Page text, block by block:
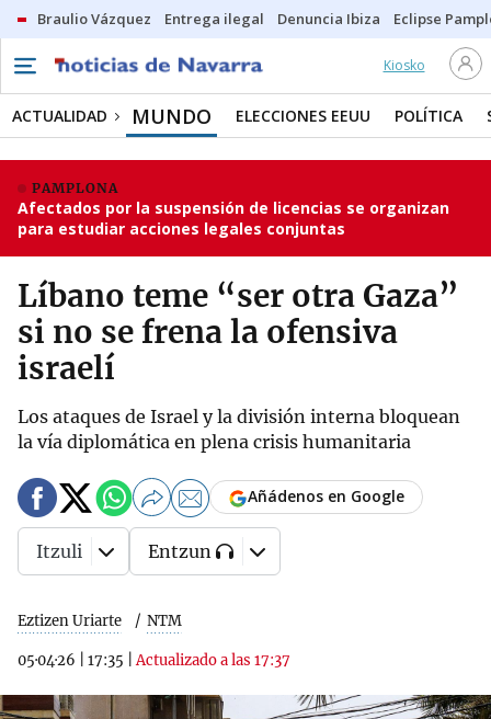
Braulio Vázquez Entrega ilegal Denuncia Ibiza Eclipse
Kiosko
ACTUALIDAD MUNDO ELECCIONES EEUU POLÍTICA
PAMPLONA
Afectados por la suspensión de licencias se organizan
para estudiar acciones legales conjuntas
Líbano teme “ser otra Gaza”
si no se frena la ofensiva
israelí
Los ataques de Israel y la división interna bloquean
la vía diplomática en plena crisis humanitaria
Eztizen Uriarte NTM
05·04·26 17:35 |Actualizado a las 17:37
Añádenos en Google
Itzuli Entzun